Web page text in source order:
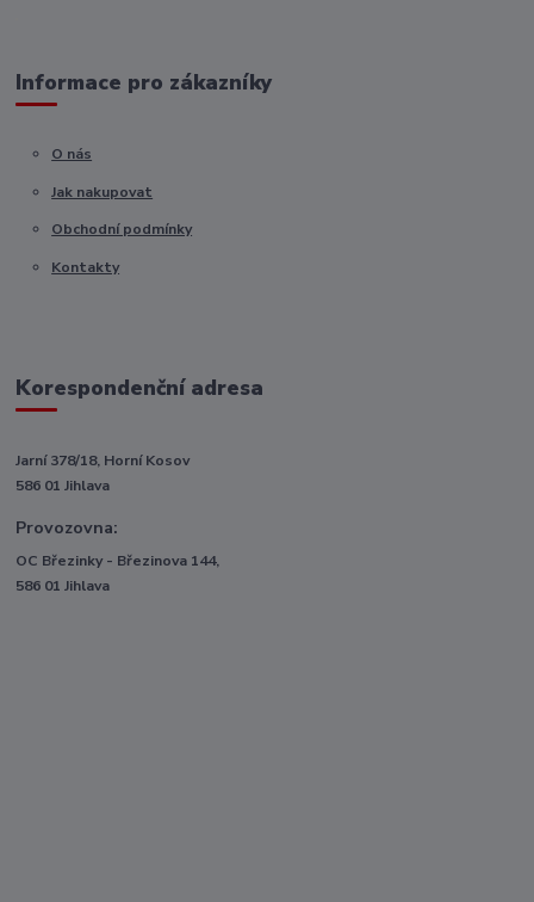
Informace pro zákazníky
O nás
Jak nakupovat
Obchodní podmínky
Kontakty
Korespondenční adresa
Jarní 378/18, Horní Kosov
586 01 Jihlava
Provozovna:
OC Březinky - Březinova 144,
586 01 Jihlava